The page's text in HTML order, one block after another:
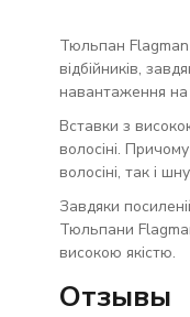
Тюльпан Flagman
відбійників,
навантаження на
Вставки з
волосіні.
волосіні, так і
Завдяки
Тюльпани
високою якістю.
Отзывы